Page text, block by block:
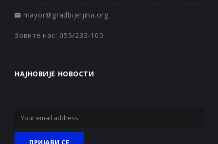
mayor@gradbijeljina.org
Зовите нас: 055/233-100
НАЈНОВИЈЕ НОВОСТИ